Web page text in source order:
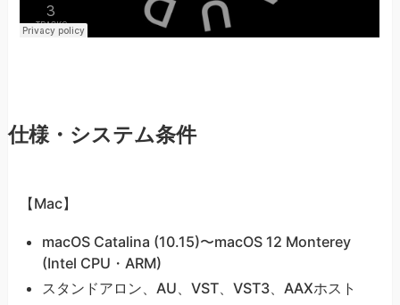
仕様・システム条件
【Mac】
macOS Catalina (10.15)〜macOS 12 Monterey
(Intel CPU・ARM)
スタンドアロン、AU、VST、VST3、AAXホスト